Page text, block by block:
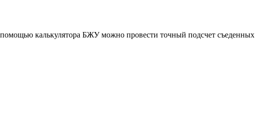
калькулятора БЖУ можно провести точный подсчет съеденных